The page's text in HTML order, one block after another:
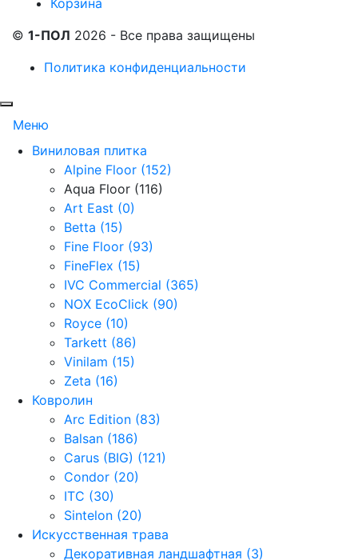
Корзина
© 1-ПОЛ 2026 - Все права защищены
Политика конфиденциальности
Меню
Виниловая плитка
Alpine Floor (152)
Aqua Floor (116)
Art East (0)
Betta (15)
Fine Floor (93)
FineFlex (15)
IVC Commercial (365)
NOX EcoClick (90)
Royce (10)
Tarkett (86)
Vinilam (15)
Zeta (16)
Ковролин
Arc Edition (83)
Balsan (186)
Carus (BIG) (121)
Condor (20)
ITC (30)
Sintelon (20)
Искусственная трава
Декоративная ландшафтная (3)